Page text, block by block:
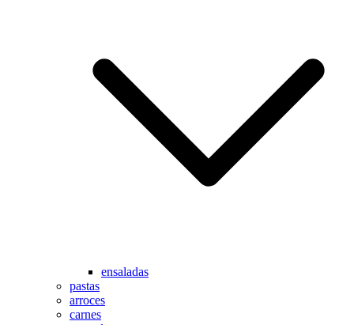
ensaladas
pastas
arroces
carnes